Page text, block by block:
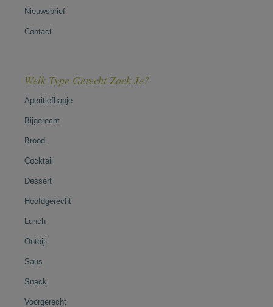
Nieuwsbrief
Contact
Welk Type Gerecht Zoek Je?
Aperitiefhapje
Bijgerecht
Brood
Cocktail
Dessert
Hoofdgerecht
Lunch
Ontbijt
Saus
Snack
Voorgerecht